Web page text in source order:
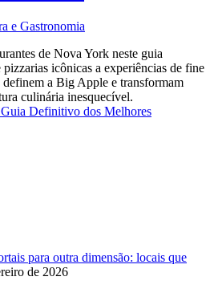
e Gastronomia
de Nova York neste guia
icônicas a experiências de fine
a Big Apple e transformam
culinária inesquecível.
Definitivo dos Melhores
para outra dimensão: locais que
de 2026